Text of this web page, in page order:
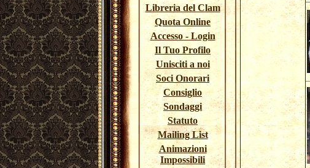
Libreria del Clam
Quota Online
Accesso - Login
Il Tuo Profilo
Unisciti a noi
Soci Onorari
Consiglio
Sondaggi
Statuto
Mailing List
Animazioni
Impossibili